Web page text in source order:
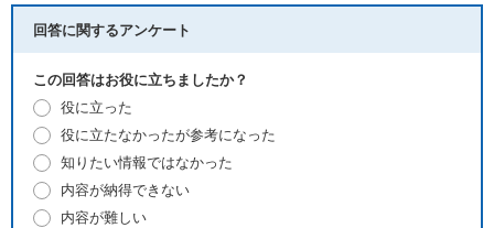
回答に関するアンケート
この回答はお役に立ちましたか？
役に立った
役に立たなかったが参考になった
知りたい情報ではなかった
内容が納得できない
内容が難しい